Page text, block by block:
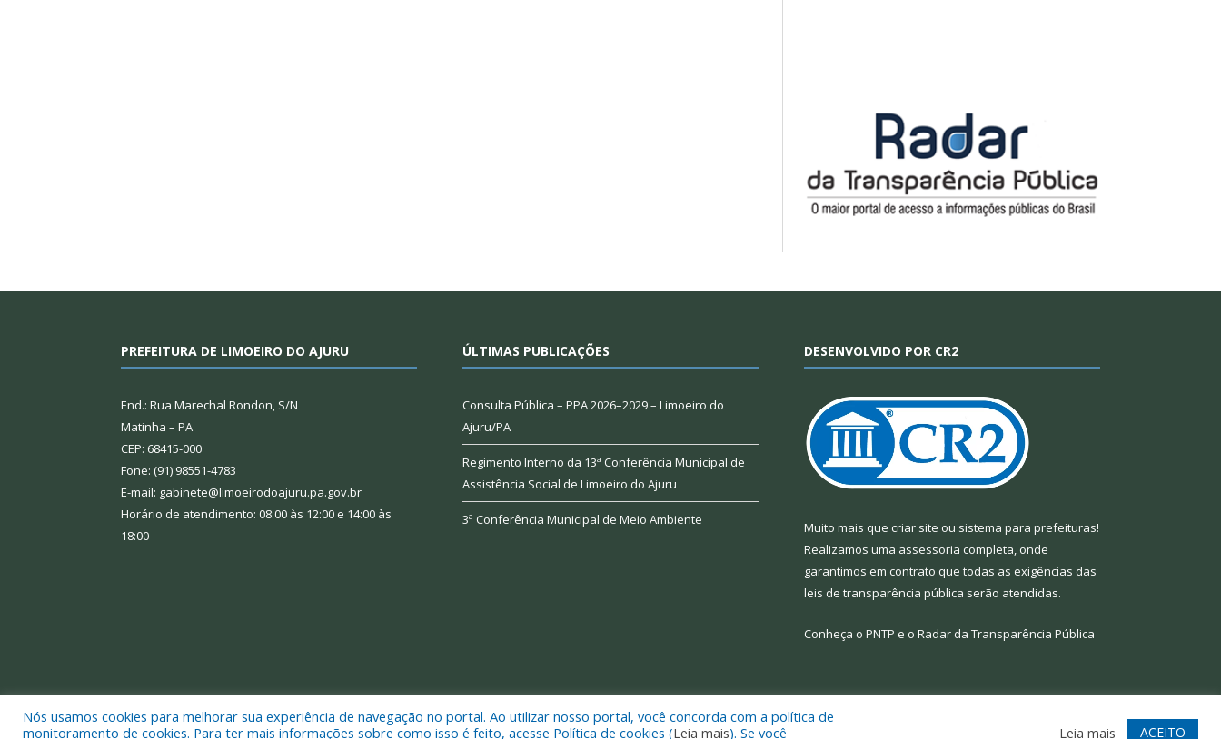
PREFEITURA DE LIMOEIRO DO AJURU
End.: Rua Marechal Rondon, S/N
Matinha – PA
CEP: 68415-000
Fone: (91) 98551-4783
E-mail: gabinete@limoeirodoajuru.pa.gov.br
Horário de atendimento: 08:00 às 12:00 e 14:00 às
18:00
ÚLTIMAS PUBLICAÇÕES
Consulta Pública – PPA 2026–2029 – Limoeiro do
Ajuru/PA
Regimento Interno da 13ª Conferência Municipal de
Assistência Social de Limoeiro do Ajuru
3ª Conferência Municipal de Meio Ambiente
DESENVOLVIDO POR CR2
Muito mais que criar site ou sistema para prefeituras!
Realizamos uma assessoria completa, onde
garantimos em contrato que todas as exigências das
leis de transparência pública serão atendidas.
Conheça o PNTP e o Radar da Transparência Pública
Todos os direitos reservados a Prefeitura Municipal de Limoeiro do Ajuru. Mapa do Site Acessar Webmail
Nós usamos cookies para melhorar sua experiência de navegação no portal. Ao utilizar nosso portal, você concorda com a política de
monitoramento de cookies. Para ter mais informações sobre como isso é feito, acesse Política de cookies (Leia mais). Se você Leia mais ACEITO